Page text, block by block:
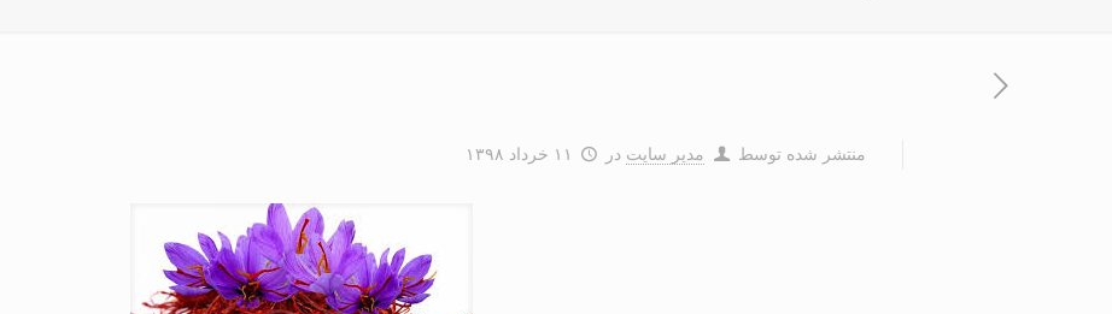
منتشر شده توسط مدیر سایت در ۱۱ خرداد ۱۳۹۸